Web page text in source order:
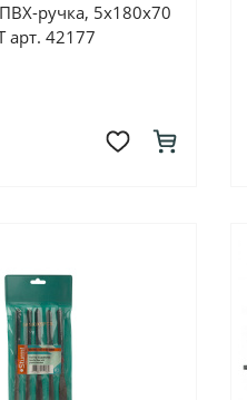
ручка, 5х180х70
арт. 42177